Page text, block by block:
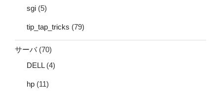
sgi (5)
tip_tap_tricks (79)
サーバ(70)
DELL(4)
hp (11)